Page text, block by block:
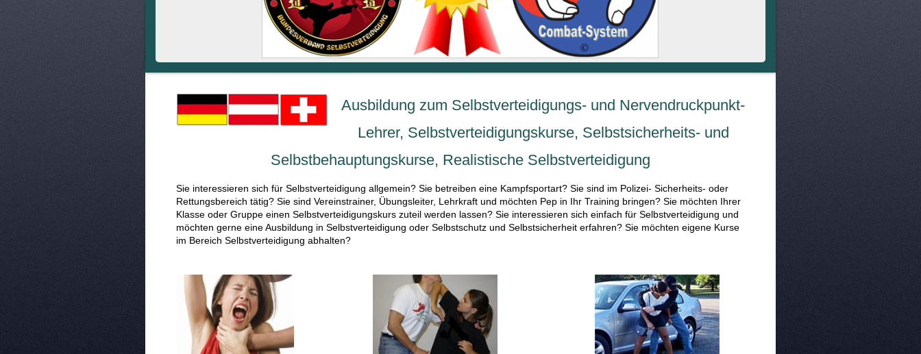
Ausbildung zum Selbstverteidigungs- und Nervendruckpunkt-
Lehrer, Selbstverteidigungskurse, Selbstsicherheits- und
Selbstbehauptungskurse, Realistische Selbstverteidigung
Sie interessieren sich für Selbstverteidigung allgemein? Sie betreiben eine Kampfsportart? Sie sind im Polizei- Sicherheits- oder
Rettungsbereich tätig? Sie sind Vereinstrainer, Übungsleiter, Lehrkraft und möchten Pep in Ihr Training bringen? Sie möchten Ihrer
Klasse oder Gruppe einen Selbstverteidigungskurs zuteil werden lassen? Sie interessieren sich einfach für Selbstverteidigung und
möchten gerne eine Ausbildung in Selbstverteidigung oder Selbstschutz und Selbstsicherheit erfahren? Sie möchten eigene Kurse
im Bereich Selbstverteidigung abhalten?